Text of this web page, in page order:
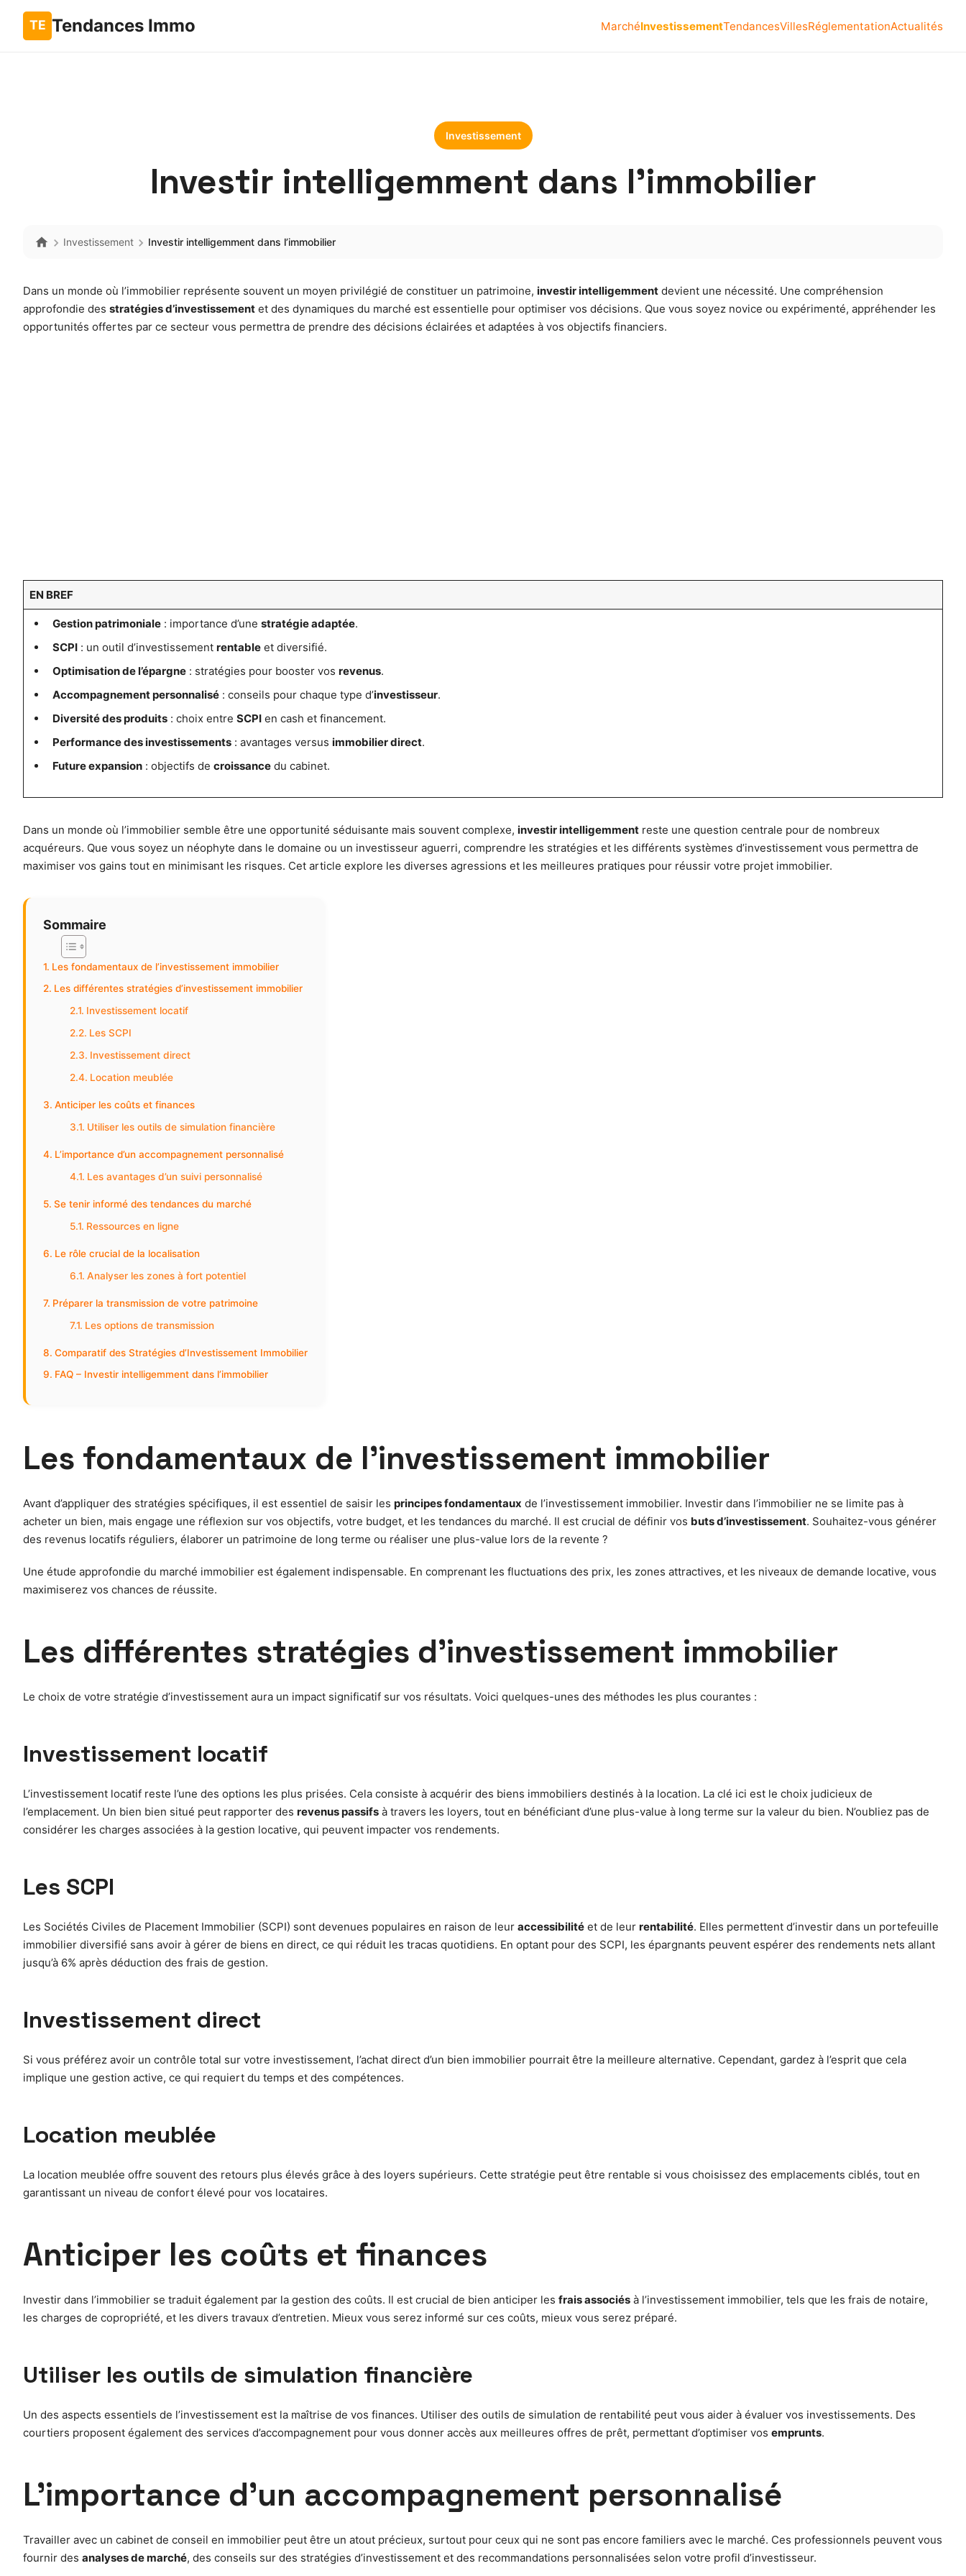
Tendances Immo MarchéInvestissementTendancesVillesRéglementationActualités
Investissement
Investir intelligemment dans l’immobilier
Investissement Investir intelligemment dans l’immobilier
Dans un monde où l’immobilier représente souvent un moyen privilégié de constituer un patrimoine, investir intelligemment devient une nécessité. Une compréhension
approfondie des stratégies d’investissement et des dynamiques du marché est essentielle pour optimiser vos décisions. Que vous soyez novice ou expérimenté, appréhender les
opportunités offertes par ce secteur vous permettra de prendre des décisions éclairées et adaptées à vos objectifs financiers.
EN BREF
Gestion patrimoniale: importance d’une stratégie adaptée.
SCPI: un outil d’investissement rentableet diversifié.
Optimisation de l’épargne: stratégies pour booster vos revenus.
Accompagnement personnalisé: conseils pour chaque type d’investisseur.
Diversité des produits: choix entre SCPIen cash et financement.
Performance des investissements: avantages versus immobilier direct.
Future expansion: objectifs de croissancedu cabinet.
Dans un monde où l’immobilier semble être une opportunité séduisante mais souvent complexe, investir intelligemment reste une question centrale pour de nombreux
acquéreurs. Que vous soyez un néophyte dans le domaine ou un investisseur aguerri, comprendre les stratégies et les différents systèmes d’investissement vous permettra de
maximiser vos gains tout en minimisant les risques. Cet article explore les diverses agressions et les meilleures pratiques pour réussir votre projet immobilier.
Sommaire
Les fondamentaux de l’investissement immobilier
Les différentes stratégies d’investissement immobilier
Investissement locatif
Les SCPI
Investissement direct
Location meublée
Anticiper les coûts et finances
Utiliser les outils de simulation financière
L’importance d’un accompagnement personnalisé
Les avantages d’un suivi personnalisé
Se tenir informé des tendances du marché
Ressources en ligne
Le rôle crucial de la localisation
Analyser les zones à fort potentiel
Préparer la transmission de votre patrimoine
Les options de transmission
Comparatif des Stratégies d’Investissement Immobilier
FAQ – Investir intelligemment dans l’immobilier
Les fondamentaux de l’investissement immobilier
Avant d’appliquer des stratégies spécifiques, il est essentiel de saisir les principes fondamentaux de l’investissement immobilier. Investir dans l’immobilier ne se limite pas à
acheter un bien, mais engage une réflexion sur vos objectifs, votre budget, et les tendances du marché. Il est crucial de définir vos buts d’investissement. Souhaitez-vous générer
des revenus locatifs réguliers, élaborer un patrimoine de long terme ou réaliser une plus-value lors de la revente ?
Une étude approfondie du marché immobilier est également indispensable. En comprenant les fluctuations des prix, les zones attractives, et les niveaux de demande locative, vous
maximiserez vos chances de réussite.
Les différentes stratégies d’investissement immobilier
Le choix de votre stratégie d’investissement aura un impact significatif sur vos résultats. Voici quelques-unes des méthodes les plus courantes :
Investissement locatif
L’investissement locatif reste l’une des options les plus prisées. Cela consiste à acquérir des biens immobiliers destinés à la location. La clé ici est le choix judicieux de
l’emplacement. Un bien bien situé peut rapporter des revenus passifs à travers les loyers, tout en bénéficiant d’une plus-value à long terme sur la valeur du bien. N’oubliez pas de
considérer les charges associées à la gestion locative, qui peuvent impacter vos rendements.
Les SCPI
Les Sociétés Civiles de Placement Immobilier (SCPI) sont devenues populaires en raison de leur accessibilité et de leur rentabilité. Elles permettent d’investir dans un portefeuille
immobilier diversifié sans avoir à gérer de biens en direct, ce qui réduit les tracas quotidiens. En optant pour des SCPI, les épargnants peuvent espérer des rendements nets allant
jusqu’à 6% après déduction des frais de gestion.
Investissement direct
Si vous préférez avoir un contrôle total sur votre investissement, l’achat direct d’un bien immobilier pourrait être la meilleure alternative. Cependant, gardez à l’esprit que cela
implique une gestion active, ce qui requiert du temps et des compétences.
Location meublée
La location meublée offre souvent des retours plus élevés grâce à des loyers supérieurs. Cette stratégie peut être rentable si vous choisissez des emplacements ciblés, tout en
garantissant un niveau de confort élevé pour vos locataires.
Anticiper les coûts et finances
Investir dans l’immobilier se traduit également par la gestion des coûts. Il est crucial de bien anticiper les frais associés à l’investissement immobilier, tels que les frais de notaire,
les charges de copropriété, et les divers travaux d’entretien. Mieux vous serez informé sur ces coûts, mieux vous serez préparé.
Utiliser les outils de simulation financière
Un des aspects essentiels de l’investissement est la maîtrise de vos finances. Utiliser des outils de simulation de rentabilité peut vous aider à évaluer vos investissements. Des
courtiers proposent également des services d’accompagnement pour vous donner accès aux meilleures offres de prêt, permettant d’optimiser vos emprunts.
L’importance d’un accompagnement personnalisé
Travailler avec un cabinet de conseil en immobilier peut être un atout précieux, surtout pour ceux qui ne sont pas encore familiers avec le marché. Ces professionnels peuvent vous
fournir des analyses de marché, des conseils sur des stratégies d’investissement et des recommandations personnalisées selon votre profil d’investisseur.